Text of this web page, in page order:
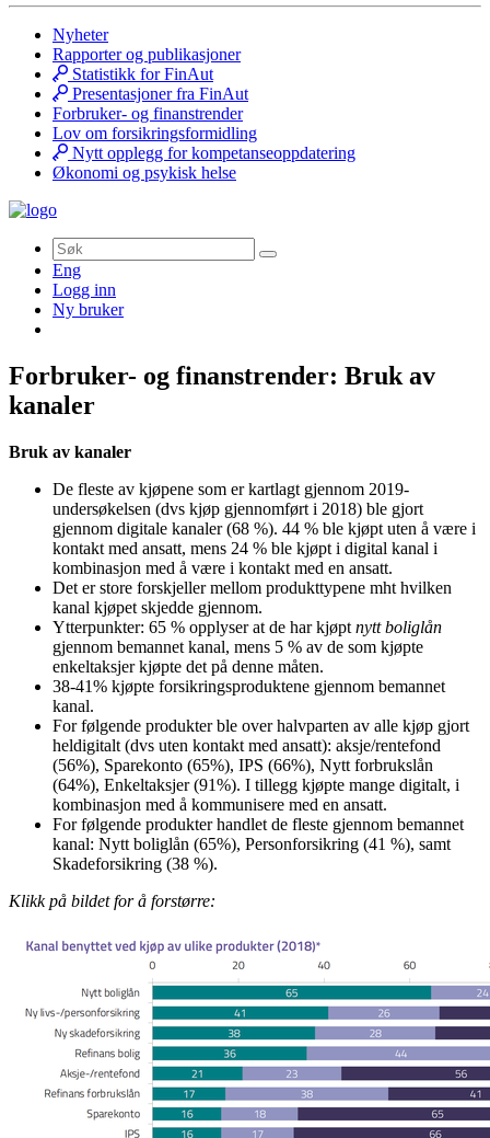
Nyheter
Rapporter og publikasjoner
Statistikk for FinAut
Presentasjoner fra FinAut
Forbruker- og finanstrender
Lov om forsikringsformidling
Nytt opplegg for kompetanseoppdatering
Økonomi og psykisk helse
Søk
Eng
Logg inn
Ny bruker
Forbruker- og finanstrender: Bruk av
kanaler
Bruk av kanaler
De fleste av kjøpene som er kartlagt gjennom 2019-
undersøkelsen (dvs kjøp gjennomført i 2018) ble gjort
gjennom digitale kanaler (68 %). 44 % ble kjøpt uten å være i
kontakt med ansatt, mens 24 % ble kjøpt i digital kanal i
kombinasjon med å være i kontakt med en ansatt.
Det er store forskjeller mellom produkttypene mht hvilken
kanal kjøpet skjedde gjennom.
Ytterpunkter: 65 % opplyser at de har kjøpt nytt boliglån
gjennom bemannet kanal, mens 5 % av de som kjøpte
enkeltaksjer kjøpte det på denne måten.
38-41% kjøpte forsikringsproduktene gjennom bemannet
kanal.
For følgende produkter ble over halvparten av alle kjøp gjort
heldigitalt (dvs uten kontakt med ansatt): aksje/rentefond
(56%), Sparekonto (65%), IPS (66%), Nytt forbrukslån
(64%), Enkeltaksjer (91%). I tillegg kjøpte mange digitalt, i
kombinasjon med å kommunisere med en ansatt.
For følgende produkter handlet de fleste gjennom bemannet
kanal: Nytt boliglån (65%), Personforsikring (41 %), samt
Skadeforsikring (38 %).
Klikk på bildet for å forstørre: